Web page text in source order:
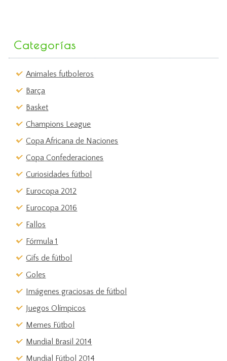
Categorías
Animales futboleros
Barça
Basket
Champions League
Copa Africana de Naciones
Copa Confederaciones
Curiosidades fútbol
Eurocopa 2012
Eurocopa 2016
Fallos
Fórmula 1
Gifs de fútbol
Goles
Imágenes graciosas de fútbol
Juegos Olímpicos
Memes Fútbol
Mundial Brasil 2014
Mundial Fútbol 2014